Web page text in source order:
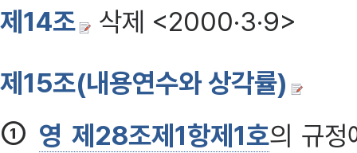
제14조
삭제 <2000·3·9>
제15조(내용연수와 상각률)
① 영 제28조제1항제1호의 규정